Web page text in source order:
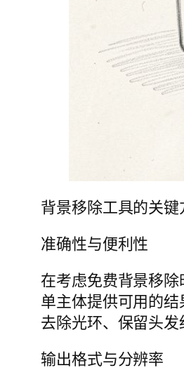
背景移除工具的关键
准确性与便利性
在考虑免费背景移
单主体提供可用的
去除光环、保留头发
输出格式与分辨率